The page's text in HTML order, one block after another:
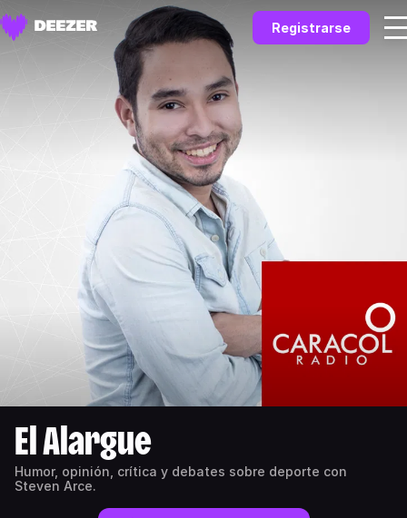
Registrarse
El Alargue
Humor, opinión, crítica y debates sobre deporte con
Steven Arce.